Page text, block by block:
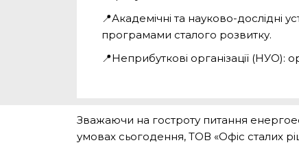
📍Академічні та науково-дослідні
програмами сталого розвитку.
📍Неприбуткові організації (НУО):
Зважаючи на гостроту питання
умовах сьогодення, ТОВ «Офіс сталих